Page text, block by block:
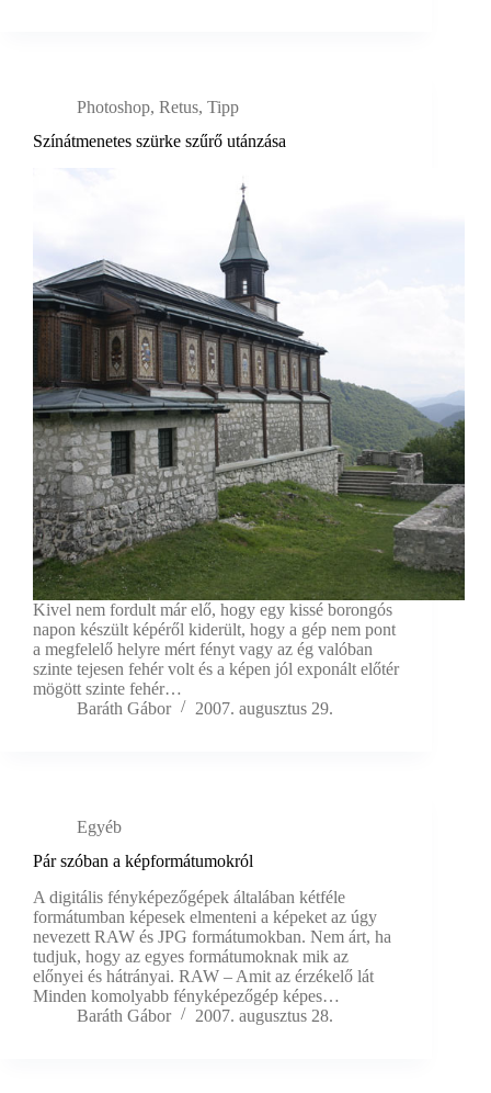
Photoshop, Retus, Tipp
Színátmenetes szürke szűrő utánzása
Kivel nem fordult már elő, hogy egy kissé borongós
napon készült képéről kiderült, hogy a gép nem pont
a megfelelő helyre mért fényt vagy az ég valóban
szinte tejesen fehér volt és a képen jól exponált előtér
mögött szinte fehér…
Baráth Gábor
2007. augusztus 29.
Egyéb
Pár szóban a képformátumokról
A digitális fényképezőgépek általában kétféle
formátumban képesek elmenteni a képeket az úgy
nevezett RAW és JPG formátumokban. Nem árt, ha
tudjuk, hogy az egyes formátumoknak mik az
előnyei és hátrányai. RAW – Amit az érzékelő lát
Minden komolyabb fényképezőgép képes…
Baráth Gábor
2007. augusztus 28.